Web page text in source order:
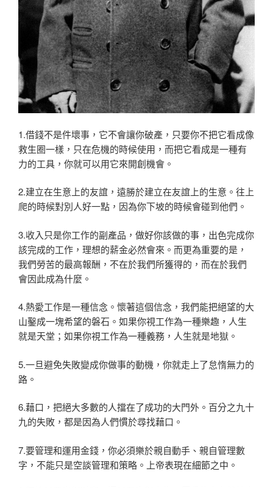
1.借錢不是件壞事，它不會讓你破產，只要你不把它看成像
救生圈一樣，只在危機的時候使用，而把它看成是一種有
力的工具，你就可以用它來開創機會。
2.建立在生意上的友誼，遠勝於建立在友誼上的生意。往上
爬的時候對別人好一點，因為你下坡的時候會碰到他們。
3.收入只是你工作的副產品，做好你該做的事，出色完成你
該完成的工作，理想的薪金必然會來。而更為重要的是，
我們勞苦的最高報酬，不在於我們所獲得的，而在於我們
會因此成為什麼。
4.熱愛工作是一種信念。懷著這個信念，我們能把絕望的大
山鑿成一塊希望的磐石。如果你視工作為一種樂趣，人生
就是天堂；如果你視工作為一種義務，人生就是地獄。
5.一旦避免失敗變成你做事的動機，你就走上了怠惰無力的
路。
6.藉口，把絕大多數的人擋在了成功的大門外。百分之九十
九的失敗，都是因為人們慣於尋找藉口。
7.要管理和運用金錢，你必須樂於親自動手、親自管理數
字，不能只是空談管理和策略。上帝表現在細節之中。